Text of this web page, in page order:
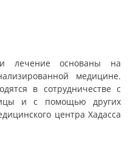
и лечение основаны на
медицине.
в сотрудничестве с
и с помощью других
центра Хадасса